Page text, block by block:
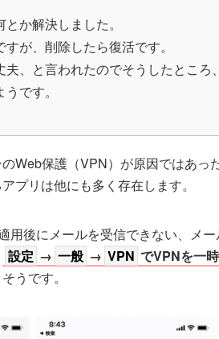
か解決しました。
が、削除したら復活です。
、と言われたのでそうしたところ、
です。
Web保護（VPN）が原因ではあっ
プリは他にも多く存在します。
用後にメールを受信できない、メ
設定 → 一般 → VPN でVPNを一
うです。